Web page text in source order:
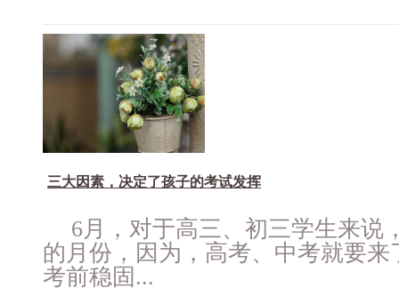
三大因素，决定了孩子的考试发挥
6月，对于高三、初三学生来说
的月份，因为，高考、中考就要来
考前稳固...